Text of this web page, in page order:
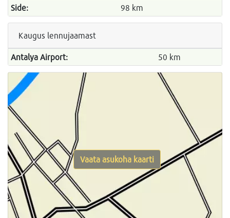
Side:
98 km
Kaugus lennujaamast
Antalya Airport: 50 km
Vaata asukoha kaarti